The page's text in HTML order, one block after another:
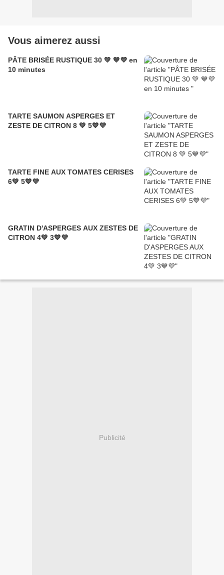
Vous aimerez aussi
PÂTE BRISÉE RUSTIQUE 30 💚 💙💜 en
10 minutes
TARTE SAUMON ASPERGES ET
ZESTE DE CITRON 8 💚 5💙💜
TARTE FINE AUX TOMATES CERISES
6💚 5💙💜
GRATIN D'ASPERGES AUX ZESTES DE
CITRON 4💚 3💙💜
Publicité